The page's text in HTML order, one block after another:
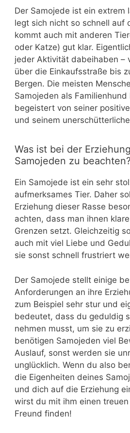
Der Samojede ist ein extrem
legt sich nicht so schnell auf
kommt auch mit anderen
oder Katze) gut klar.
jeder Aktivität dabeihaben –
über die Einkaufsstraße bis
Bergen. Die meisten
Samojeden als Familienhund
begeistert von seiner
und seinem
Was ist bei der
Samojeden zu beachten?
Ein Samojede ist ein sehr
aufmerksames Tier. Daher
Erziehung dieser Rasse
achten, dass man ihnen
Grenzen setzt. Gleichzeitig
auch mit viel Liebe und
sie sonst schnell frustriert
Der Samojede stellt einige
Anforderungen an ihre
zum Beispiel sehr stur und
bedeutet, dass du geduldig
nehmen musst, um sie zu
benötigen Samojeden viel
Auslauf, sonst werden sie
unglücklich. Wenn du also
die Eigenheiten deines
und dich auf die Erziehung
wirst du mit ihm einen
Freund finden!